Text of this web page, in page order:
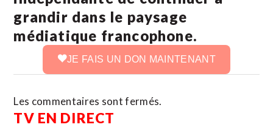
grandir dans le paysage
médiatique francophone.
JE FAIS UN DON MAINTENANT
Les commentaires sont fermés.
TV EN DIRECT